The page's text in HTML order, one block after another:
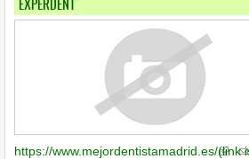
EXPERDENT
https://www.mejordentistamadrid.es/(link